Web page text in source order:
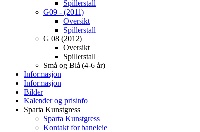
Spillerstall
G09 - (2011)
Oversikt
Spillerstall
G 08 (2012)
Oversikt
Spillerstall
Små og Blå (4-6 år)
Informasjon
Informasjon
Bilder
Kalender og prisinfo
Sparta Kunstgress
Sparta Kunstgress
Kontakt for baneleie